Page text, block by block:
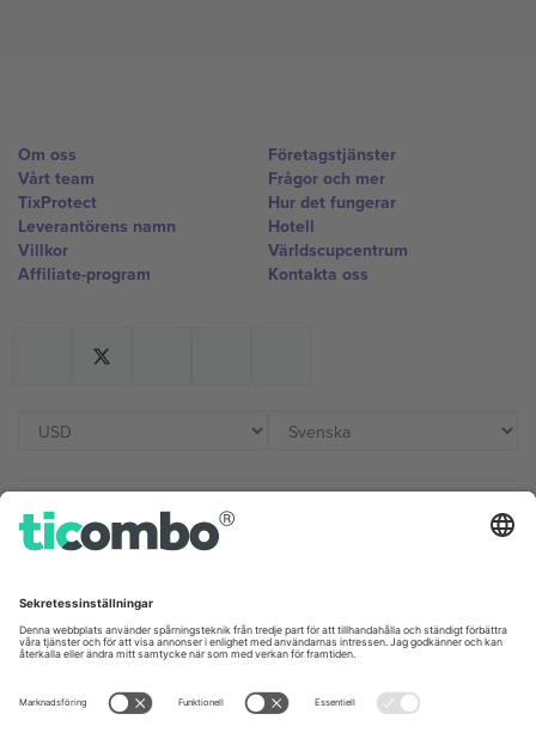
Om oss
Vårt team
TixProtect
Leverantörens namn
Villkor
Affiliate-program
Företagstjänster
Frågor och mer
Hur det fungerar
Hotell
Världscupcentrum
Kontakta oss
Kontor och support
Unter den Linden 24, 10117
Berlin, Germany
London, EC1V 1AW, United
Kingdom
United States
Switzerland